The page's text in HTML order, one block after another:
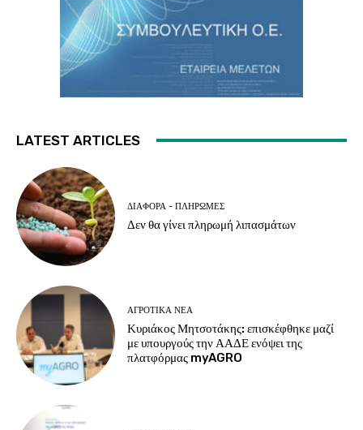
LATEST ARTICLES
ΔΙΆΦΟΡΑ - ΠΛΗΡΩΜΈΣ
Δεν θα γίνει πληρωμή λιπασμάτων
ΑΓΡΟΤΙΚΆ ΝΈΑ
Κυριάκος Μητσοτάκης: επισκέφθηκε μαζί
με υπουργούς την ΑΑΔΕ ενόψει της
πλατφόρμας myAGRO